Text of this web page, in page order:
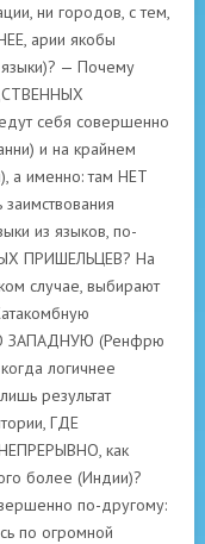
ни городов, с тем,
арии якобы
языки)? — Почему
себя совершенно
и на крайнем
а именно: там НЕТ
из языков, по-
ПРИШЕЛЬЦЕВ? На
случае, выбирают
ЗАПАДНУЮ (Ренфрю
логичнее
результат
ГДЕ
как
более (Индии)?
по-другому:
по огромной